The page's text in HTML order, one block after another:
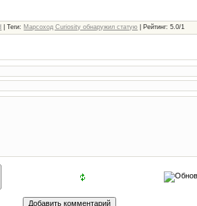
|Теги: Марсоход Curiosity обнаружил статую Рейтинг:5.0/1